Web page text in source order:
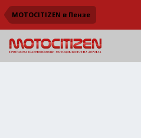
MOTOCITIZEN в Пензе